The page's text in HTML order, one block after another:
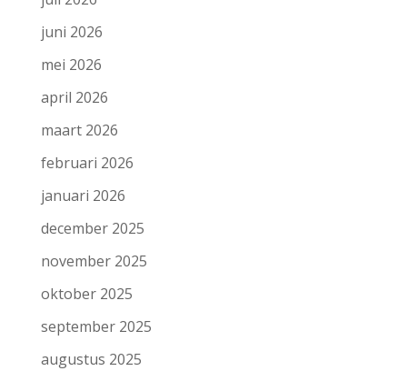
juni 2026
mei 2026
april 2026
maart 2026
februari 2026
januari 2026
december 2025
november 2025
oktober 2025
september 2025
augustus 2025